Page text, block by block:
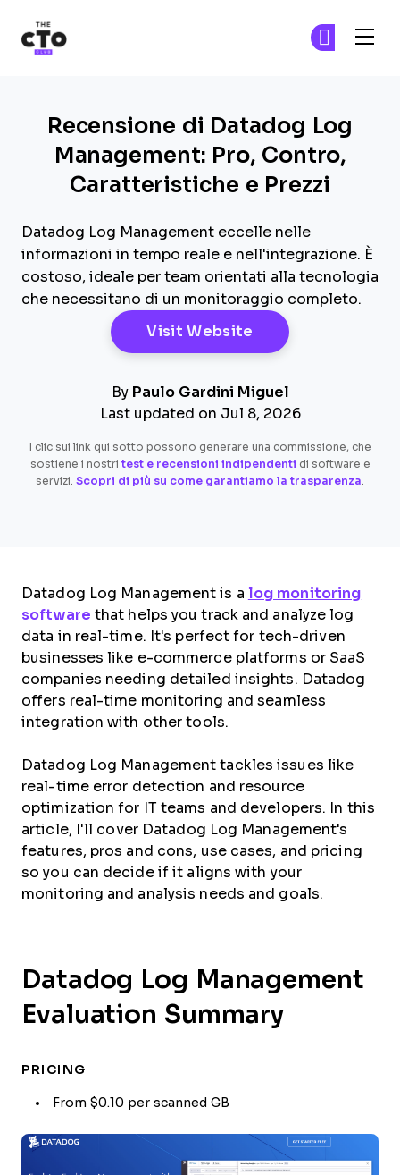
Recensione di Datadog Log
Management: Pro, Contro,
Caratteristiche e Prezzi
Datadog Log Management eccelle nelle
informazioni in tempo reale e nell'integrazione. È
costoso, ideale per team orientati alla tecnologia
che necessitano di un monitoraggio completo.
Visit Website Opens New
By Paulo Gardini Miguel
Last updated on Jul 8, 2026
I clic sui link qui sotto possono generare una commissione, che
sostiene i nostri test e recensioni indipendenti di software e
servizi. Scopri di più su come garantiamo la trasparenza.
Datadog Log Management is a log monitoring
software that helps you track and analyze log
data in real-time. It's perfect for tech-driven
businesses like e-commerce platforms or SaaS
companies needing detailed insights. Datadog
offers real-time monitoring and seamless
integration with other tools.
Datadog Log Management tackles issues like
real-time error detection and resource
optimization for IT teams and developers. In this
article, I'll cover Datadog Log Management's
features, pros and cons, use cases, and pricing
so you can decide if it aligns with your
monitoring and analysis needs and goals.
Datadog Log Management
Evaluation Summary
PRICING
From $0.10 per scanned GB